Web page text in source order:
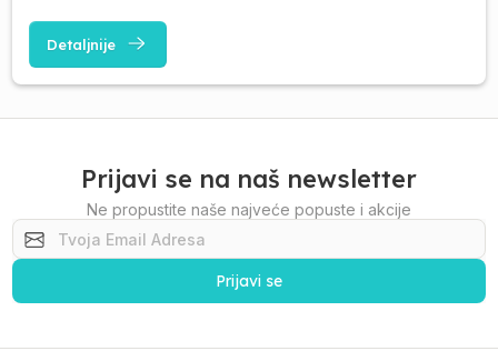
Detaljnije
Prijavi se na naš newsletter
Ne propustite naše najveće popuste i akcije
Prijavi se